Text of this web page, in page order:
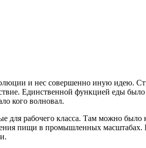
и нес совершенно иную
Единственной функцией еды
кого волновал.
рабочего класса. Там можно было
пищи в промышленных